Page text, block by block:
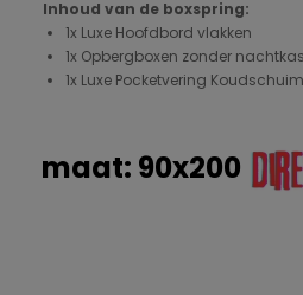
Inhoud van de boxspring:
1x Luxe Hoofdbord vlakken
1x Opbergboxen zonder
1x Luxe Pocketvering
maat: 90x200